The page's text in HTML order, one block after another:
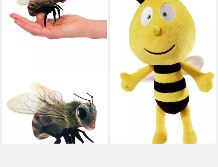
Fingerpuppe Folkmanis
Fingerpuppe Mini Biene 2790
(Packung)
19,95 €
lieferbar - in 4-5 Werktagen bei dir
Recyclingkarton; enthält
recyceltes Material
ab 16,32 €
UVP 19,99 €
-18%
lieferbar - in 6-8 Werktagen bei dir